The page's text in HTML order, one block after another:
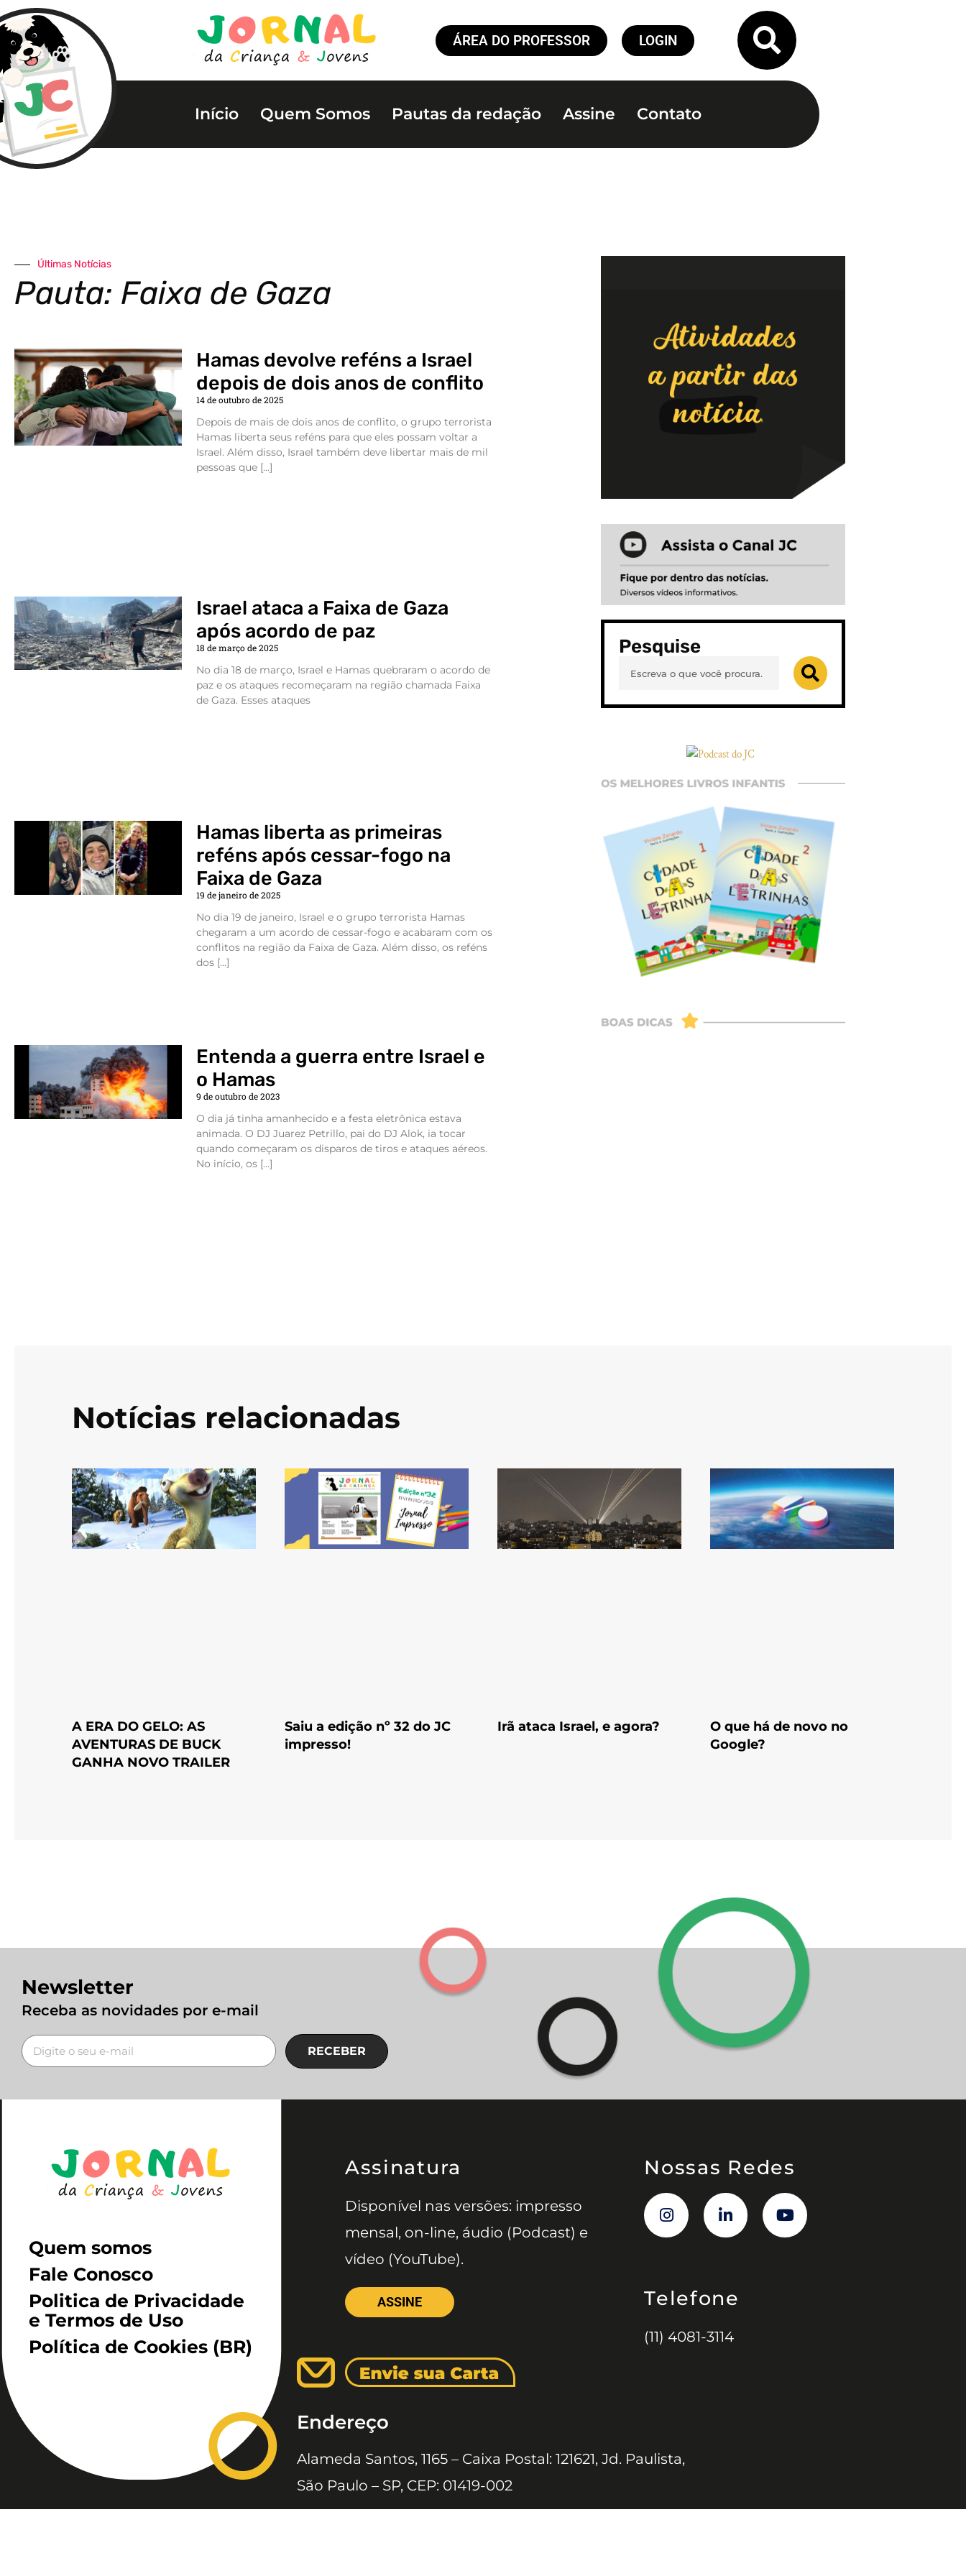
ÁREA DO PROFESSOR LOGIN
Início Quem Somos Pautas da redação Assine Contato
Últimas Notícias
Pauta: Faixa de Gaza
Hamas devolve reféns a Israel
depois de dois anos de conflito
14 de outubro de 2025
Depois de mais de dois anos de conflito, o grupo terrorista
Hamas liberta seus reféns para que eles possam voltar a
Israel. Além disso, Israel também deve libertar mais de mil
pessoas que […]
Israel ataca a Faixa de Gaza
após acordo de paz
18 de março de 2025
No dia 18 de março, Israel e Hamas quebraram o acordo de
paz e os ataques recomeçaram na região chamada Faixa
de Gaza. Esses ataques
Hamas liberta as primeiras
reféns após cessar-fogo na
Faixa de Gaza
19 de janeiro de 2025
No dia 19 de janeiro, Israel e o grupo terrorista Hamas
chegaram a um acordo de cessar-fogo e acabaram com os
conflitos na região da Faixa de Gaza. Além disso, os reféns
dos […]
Entenda a guerra entre Israel e
o Hamas
9 de outubro de 2023
O dia já tinha amanhecido e a festa eletrônica estava
animada. O DJ Juarez Petrillo, pai do DJ Alok, ia tocar
quando começaram os disparos de tiros e ataques aéreos.
No início, os […]
Pesquise
Notícias relacionadas
A ERA DO GELO: AS
AVENTURAS DE BUCK
GANHA NOVO TRAILER
Saiu a edição nº 32 do JC
impresso!
Irã ataca Israel, e agora?
O que há de novo no
Google?
Newsletter
Receba as novidades por e-mail
RECEBER
Quem somos
Fale Conosco
Politica de Privacidade
e Termos de Uso
Política de Cookies (BR)
Assinatura
Disponível nas versões: impresso
mensal, on-line, áudio (Podcast) e
vídeo (YouTube).
ASSINE
Nossas Redes
Telefone
(11) 4081-3114
Endereço
Alameda Santos, 1165 – Caixa Postal: 121621, Jd. Paulista,
São Paulo – SP, CEP: 01419-002